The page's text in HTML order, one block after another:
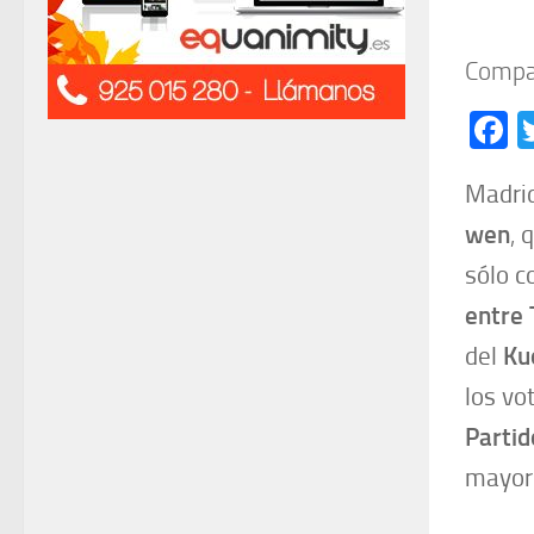
wen,
sólo
entre
del
los